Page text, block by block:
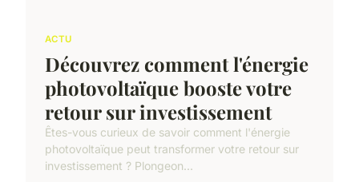
ACTU
Découvrez comment l'énergie
photovoltaïque booste votre
retour sur investissement
Êtes-vous curieux de savoir comment l'énergie
photovoltaïque peut transformer votre retour sur
investissement ? Plongeon...